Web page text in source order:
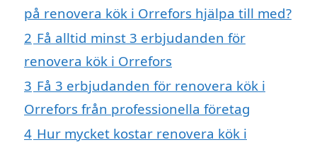
på renovera kök i Orrefors hjälpa till med?
2 Få alltid minst 3 erbjudanden för
renovera kök i Orrefors
3 Få 3 erbjudanden för renovera kök i
Orrefors från professionella företag
4 Hur mycket kostar renovera kök i